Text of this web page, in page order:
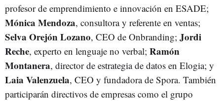
profesor de emprendimiento e innovación en ESADE;
Mónica Mendoza, consultora y referente en ventas;
Selva Orejón Lozano, CEO de Onbranding; Jordi
Reche, experto en lenguaje no verbal; Ramón
Montanera, director de estrategia de datos en Elogia; y
Laia Valenzuela, CEO y fundadora de Spora. También
participarán directivos de empresas como el grupo